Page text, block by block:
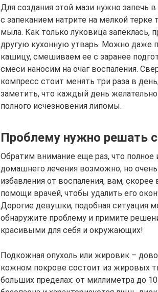
Для создания этой мази нужно запечь
с запеканием натрите на мелкой терке
мыла. Как только луковица запеклась,
другую кухонную утварь. Можно даже
кашицу, смешиваем ее с заранее
смеси наносим на очаг воспаления.
компресс стоит менять три раза в
заметить, что каждый день
полного исчезновения липомы.
Проблему нужно решать
Обратим внимание еще раз, что
домашнего лечения возможно, но
избавления от воспаления, вам,
помощи врачей, чтобы удалить его
Дорогие девушки, подобная ситуация
обнаружите проблему и примите
красивыми для себя и окружающих!
Подкожная опухоль или жировик –
кожном покрове состоит из жировых
больших пределах: от миллиметра до